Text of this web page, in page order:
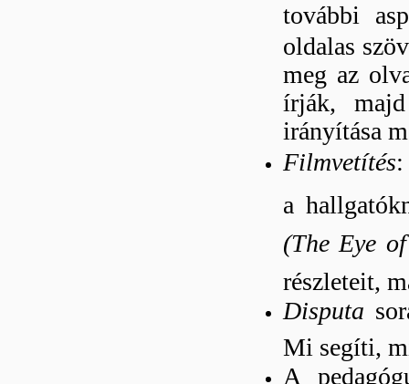
további
oldalas
meg az
írják,
irányítása
Filmvetítés
a
(The Eye
részleteit,
Disputa
Mi segíti,
A